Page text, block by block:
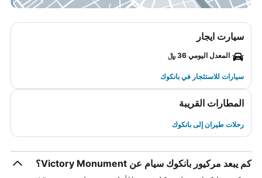
سيارت ايجار
المعدل اليومي 36 ﷼
سيارات للاستئجار في بانكوك
المطارات القريبة
رحلات طيران إلى بانكوك
كم يبعد مركيور بانكوك سيام عن Victory Monument؟